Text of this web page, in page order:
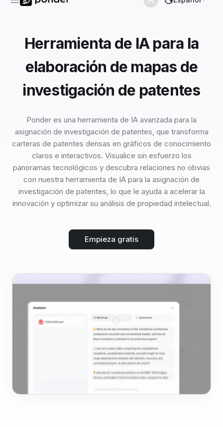
Herramienta de IA para la
elaboración de mapas de
investigación de patentes
Ponder es una herramienta de IA avanzada para la
asignación de investigación de patentes, que transforma
carteras de patentes densas en gráficos de conocimiento
claros e interactivos. Visualice sin esfuerzo los
panoramas tecnológicos y descubra relaciones no obvias
con nuestra herramienta de IA para la asignación de
investigación de patentes, lo que le ayuda a acelerar la
innovación y optimizar su análisis de propiedad intelectual.
Empieza gratis